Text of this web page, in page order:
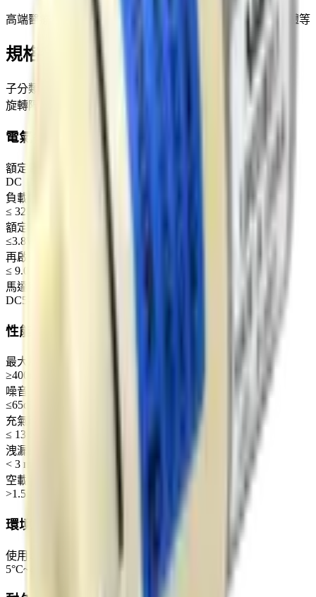
高端醫療器械、保健器材、家用電器、廚房衛浴、美容美體等
規格參數
子分類
旋轉隔膜氣泵
電氣參數
額定電壓
DC 12 V
負載電流 (300mmHg)
≤ 320 mA
額定功率
≤3.8W
再啟動電壓
≤ 9.0 V
馬達額定電壓（建議範圍）
DC5-24V
性能參數
最大壓力
≥400mmHg
噪音
≤65dB
充氣時間 (500CC 0~300mmHg)
≤ 13 S
洩漏量
< 3 mmHg
空載流量
>1.5L/min
環境條件
使用環境
5°C~45°C, 30%~85%RH